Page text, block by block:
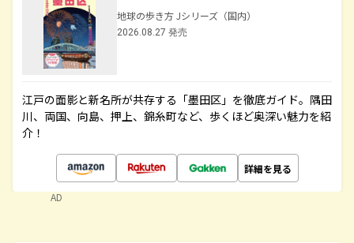
地球の歩き方 Jシリーズ（国内）
2026.08.27 発売
江戸の面影と新名所が共存する「墨田区」を徹底ガイド。隅田
川、両国、向島、押上、錦糸町など、歩くほど奥深い魅力を紹
介！
詳細を見る
AD